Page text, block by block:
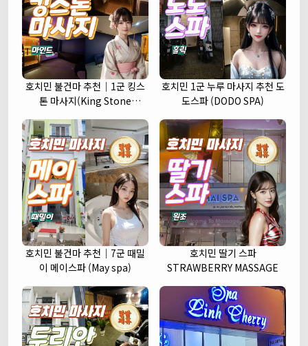
호치민 불건마 추천｜1군 킹스
톤 마사지(King Stone
호치민 1군 누루 마사지 추천 도
도스파 (DODO SPA)
호치민 불건마 추천｜7군 때밀
이 메이스파 (May spa)
호치민 딸기 스파
STRAWBERRY MASSAGE